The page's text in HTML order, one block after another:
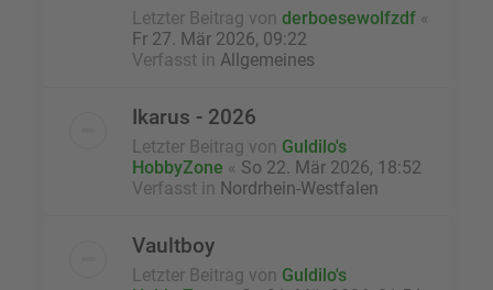
Letzter Beitrag von derboesewolfzdf «
Fr 27. Mär 2026, 09:22
Verfasst in Allgemeines
Ikarus - 2026
Letzter Beitrag von Guldilo's
HobbyZone « So 22. Mär 2026, 18:52
Verfasst in Nordrhein-Westfalen
Vaultboy
Letzter Beitrag von Guldilo's